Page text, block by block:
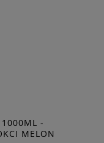
1000ML -
MELON